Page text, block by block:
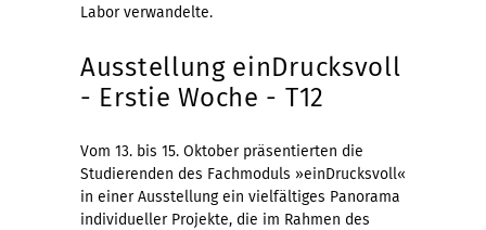
Labor verwandelte.
Ausstellung einDrucksvoll
- Erstie Woche - T12
Vom 13. bis 15. Oktober präsentierten die
Studierenden des Fachmoduls »einDrucksvoll«
in einer Ausstellung ein vielfältiges Panorama
individueller Projekte, die im Rahmen des